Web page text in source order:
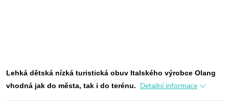
Lehká dětská nízká turistická obuv Italského výrobce Olang
vhodná jak do města, tak i do terénu.
Detailní informace